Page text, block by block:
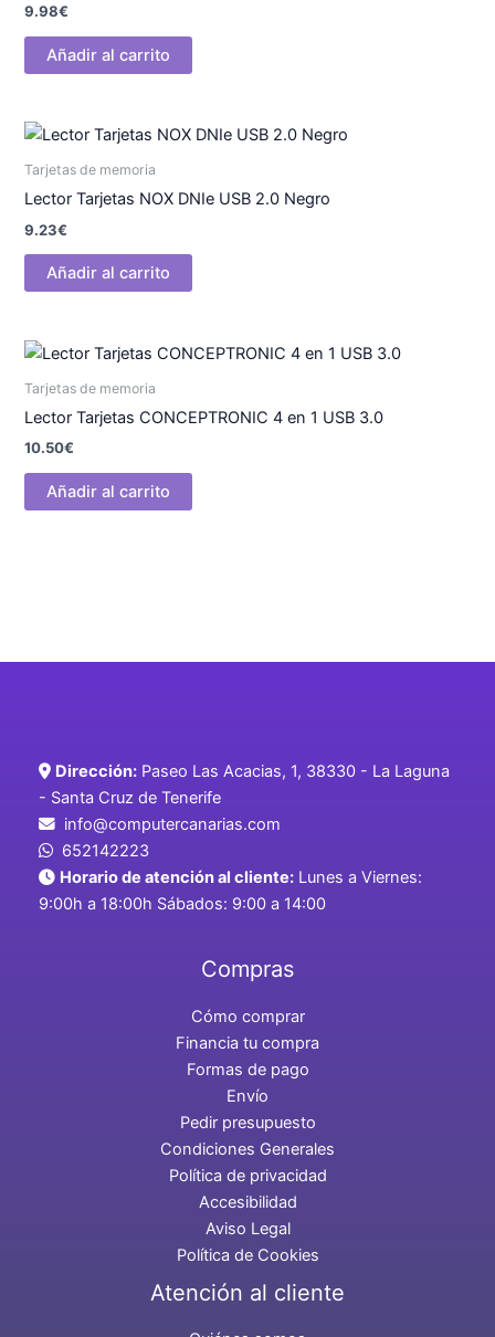
9.98€
Añadir al carrito
Tarjetas de memoria
Lector Tarjetas NOX DNIe USB 2.0 Negro
9.23€
Añadir al carrito
Tarjetas de memoria
Lector Tarjetas CONCEPTRONIC 4 en 1 USB 3.0
10.50€
Añadir al carrito
Dirección: Paseo Las Acacias, 1, 38330 - La Laguna
- Santa Cruz de Tenerife
info@computercanarias.com
652142223
Horario de atención al cliente: Lunes a Viernes:
9:00h a 18:00h Sábados: 9:00 a 14:00
Compras
Cómo comprar
Financia tu compra
Formas de pago
Envío
Pedir presupuesto
Condiciones Generales
Política de privacidad
Accesibilidad
Aviso Legal
Política de Cookies
Atención al cliente